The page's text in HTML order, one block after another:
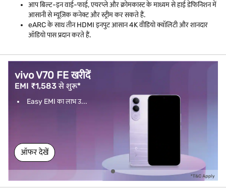
आप बिल्ट-इन वाई-फाई, एयरप्ले और क्रोमकास्ट के माध्यम से हाई डेफिनिशन में
आसानी से म्यूज़िक कनेक्ट और स्ट्रीम कर सकते हैं.
eARC के साथ तीन HDMI इनपुट आसान 4K वीडियो क्वॉलिटी और शानदार
ऑडियो पास प्रदान करते हैं.
vivo V70 FE खरीदें
EMI ₹1,583 से शुरू*
Easy EMI का लाभ उ...
ऑफर देखें